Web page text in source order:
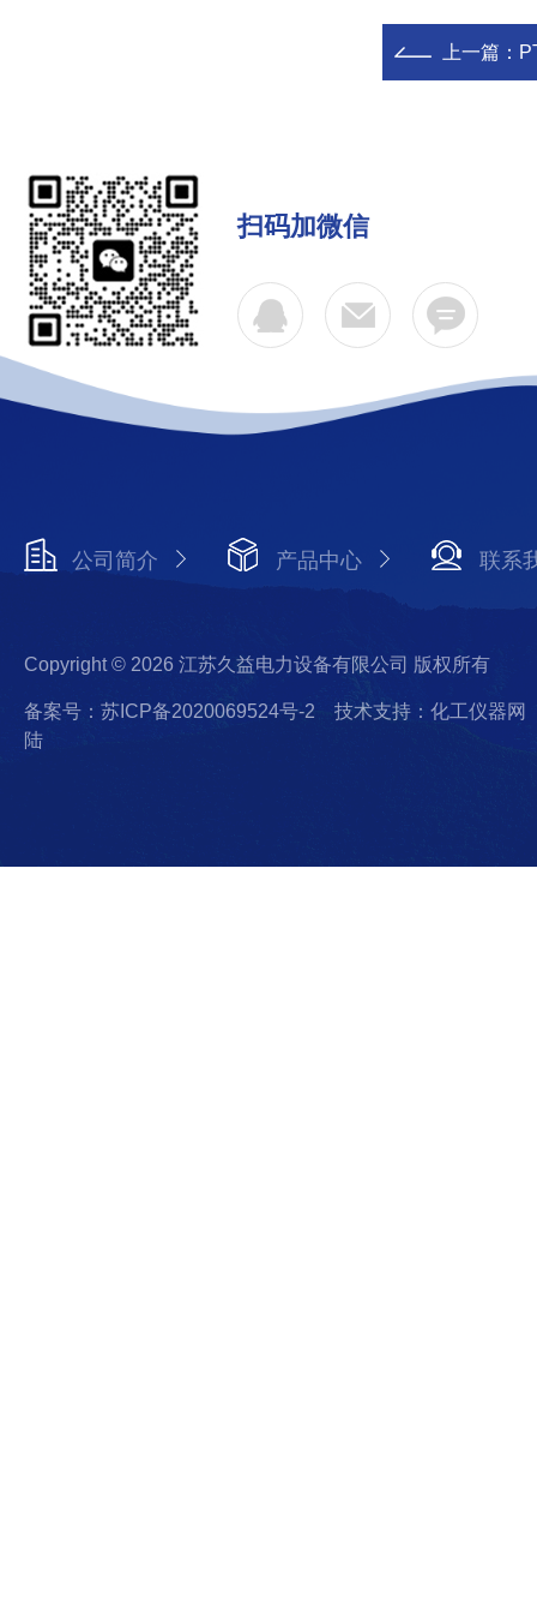
上一篇：
扫码加微信
公司简介 产品中心 联系
Copyright © 2026 江苏久益电力设备有限公司 版权所有
备案号：苏ICP备2020069524号-2
技术支持：化工仪器网
陆